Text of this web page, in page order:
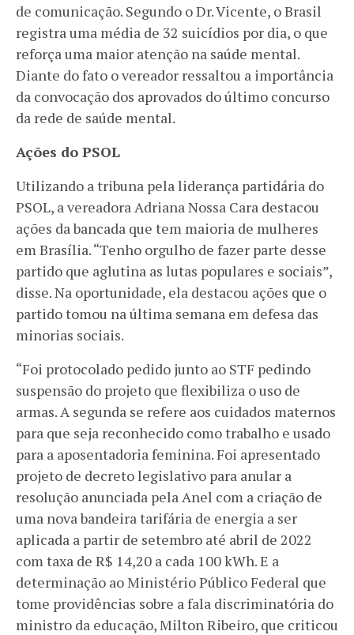
de comunicação. Segundo o Dr. Vicente, o Brasil
registra uma média de 32 suicídios por dia, o que
reforça uma maior atenção na saúde mental.
Diante do fato o vereador ressaltou a importância
da convocação dos aprovados do último concurso
da rede de saúde mental.
Ações do PSOL
Utilizando a tribuna pela liderança partidária do
PSOL, a vereadora Adriana Nossa Cara destacou
ações da bancada que tem maioria de mulheres
em Brasília. “Tenho orgulho de fazer parte desse
partido que aglutina as lutas populares e sociais”,
disse. Na oportunidade, ela destacou ações que o
partido tomou na última semana em defesa das
minorias sociais.
“Foi protocolado pedido junto ao STF pedindo
suspensão do projeto que flexibiliza o uso de
armas. A segunda se refere aos cuidados maternos
para que seja reconhecido como trabalho e usado
para a aposentadoria feminina. Foi apresentado
projeto de decreto legislativo para anular a
resolução anunciada pela Anel com a criação de
uma nova bandeira tarifária de energia a ser
aplicada a partir de setembro até abril de 2022
com taxa de R$ 14,20 a cada 100 kWh. E a
determinação ao Ministério Público Federal que
tome providências sobre a fala discriminatória do
ministro da educação, Milton Ribeiro, que criticou